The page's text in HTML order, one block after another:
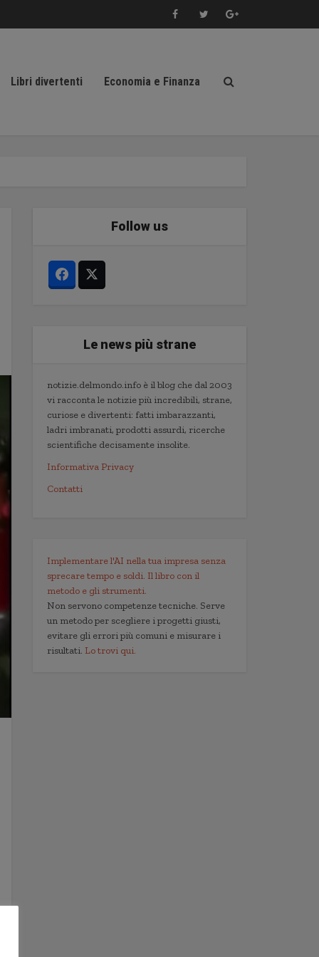
Libri divertenti Economia e Finanza
Follow us
Le news più strane
notizie.delmondo.info è il blog che dal 2003
vi racconta le notizie più incredibili, strane,
curiose e divertenti: fatti imbarazzanti,
ladri imbranati, prodotti assurdi, ricerche
scientifiche decisamente insolite.
Informativa Privacy
Contatti
Implementare l'AI nella tua impresa senza
sprecare tempo e soldi. Il libro con il
metodo e gli strumenti.
Non servono competenze tecniche. Serve
un metodo per scegliere i progetti giusti,
evitare gli errori più comuni e misurare i
risultati. Lo trovi qui.